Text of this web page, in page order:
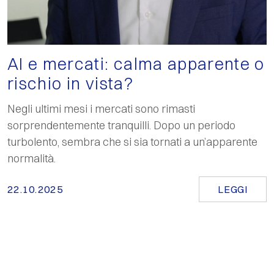
AI e mercati: calma apparente o
rischio in vista?
Negli ultimi mesi i mercati sono rimasti
sorprendentemente tranquilli. Dopo un periodo
turbolento, sembra che si sia tornati a un’apparente
normalità.
22.10.2025 LEGGI